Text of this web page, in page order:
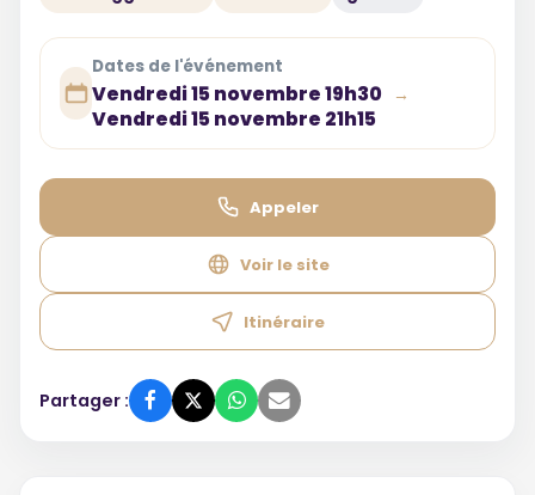
Dates de l'événement
Vendredi 15 novembre 19h30 →
Vendredi 15 novembre 21h15
Appeler
Voir le site
Itinéraire
Partager :